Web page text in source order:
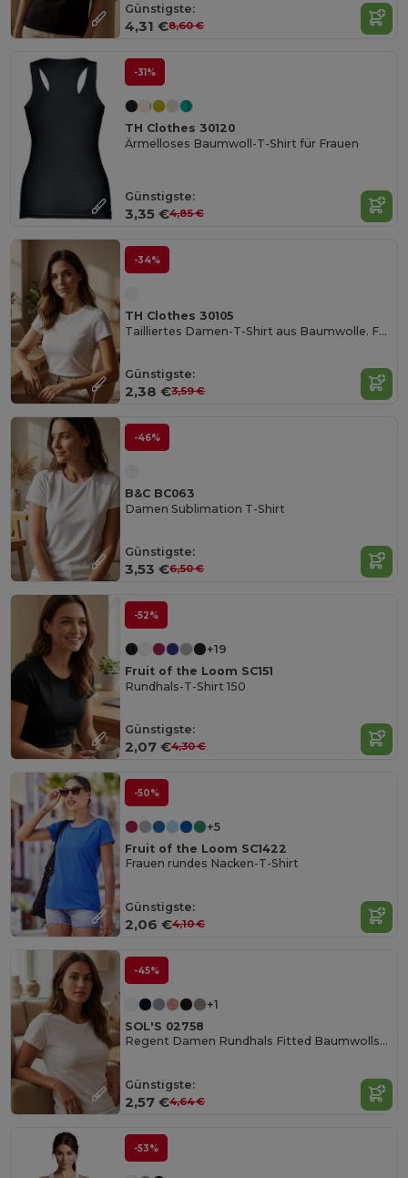
Günstigste:
4,31 €8,60 €
-31%
TH Clothes 30120
Ärmelloses Baumwoll-T-Shirt für Frauen
Günstigste:
3,35 €4,85 €
-34%
TH Clothes 30105
Tailliertes Damen-T-Shirt aus Baumwolle. Farbe Weiß
Günstigste:
2,38 €3,59 €
-46%
B&C BC063
Damen Sublimation T-Shirt
Günstigste:
3,53 €6,50 €
-52%
+19
Fruit of the Loom SC151
Rundhals-T-Shirt 150
Günstigste:
2,07 €4,30 €
-50%
+5
Fruit of the Loom SC1422
Frauen rundes Nacken-T-Shirt
Günstigste:
2,06 €4,10 €
-45%
+1
SOL'S 02758
Regent Damen Rundhals Fitted Baumwollshirt
Günstigste:
2,57 €4,64 €
-53%